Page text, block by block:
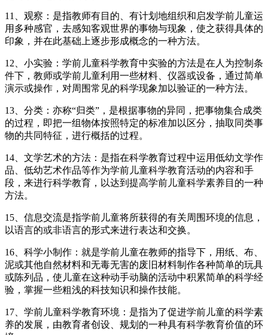
11、观察：是指教师有目的、有计划地组织和启发学前儿童运
用多种感官，去感知客观世界的事物与现象，使之获得具体的
印象，并在此基础上逐步形成概念的一种方法。
12、小实验：学前儿童科学教育中实验的方法是在人为控制条
件下，教师或学前儿童利用一些材料、仪器或设备，通过简单
演示或操作，对周围常见的科学现象加以验证的一种方法。
13、分类：亦称“归类”，是根据事物的异同，把事物集合成类
的过程，即把一组物体按照特定的标准加以区分，抽取同类事
物的共同特征，进行概括的过程。
14、文学艺术的方法：是指在科学教育过程中运用低幼文学作
品、低幼艺术作品等作为学前儿童科学教育活动的内容和手
段，来进行科学教育，以达到提高学前儿童科学素养目的一种
方法。
15、信息交流是指学前儿童将所获得的有关周围环境的信息，
以语言的或非语言的形式来进行表达和交换。
16、科学小制作：就是学前儿童在教师的指导下，用纸、布、
泥或其他自然材料和无毒无害的废旧材料制作各种简单的玩具
或陈列品，使儿童在这种动手动脑的活动中积累简单的科学经
验，掌握一些粗浅的科技知识和操作技能。
17、学前儿童科学教育环境：是指为了促进学前儿童的科学素
养的发展，由教育者创设、规划的一种具有科学教育价值的环